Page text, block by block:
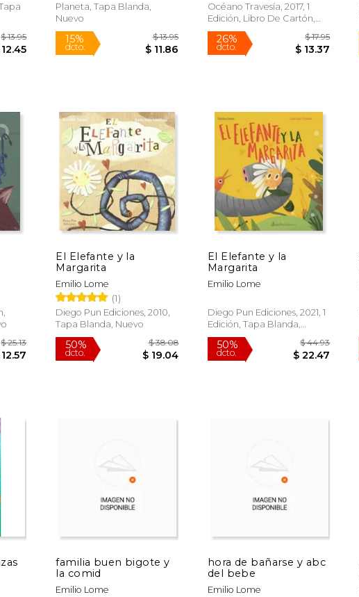
$ 13.95
Planeta, Tapa Blanda,
Nuevo
15%
dcto.
$ 13.95
$ 11.86
Océano Travesía, 2017, 1
Edición, Libro De Cartón,
Nuevo
26%
dcto.
El Elefante y la
Margarita
Emilio Lome
(1)
Diego Pun Ediciones, 2010,
Tapa Blanda, Nuevo
dcto.
El Elefante y la
Margarita
Emilio Lome
Diego Pun Ediciones, 2021, 1
Edición, Tapa Blanda,
Nuevo
familia buen bigote y
la comid
Emilio Lome
hora de bañarse y abc
del bebe
Emilio Lome